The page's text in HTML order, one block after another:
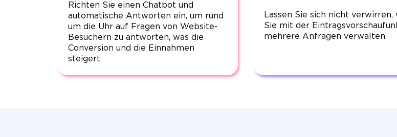
Richten Sie einen Chatbot und
automatische Antworten ein, um rund
um die Uhr auf Fragen von Website-
Besuchern zu antworten, was die
Conversion und die Einnahmen
steigert
Lassen Sie sich nicht verwirren,
Sie mit der
mehrere Anfragen verwalten